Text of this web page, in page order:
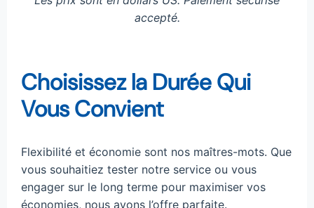
accepté.
Choisissez la Durée Qui
Vous Convient
Flexibilité et économie sont nos maîtres-mots. Que
vous souhaitiez tester notre service ou vous
engager sur le long terme pour maximiser vos
économies, nous avons l’offre parfaite.